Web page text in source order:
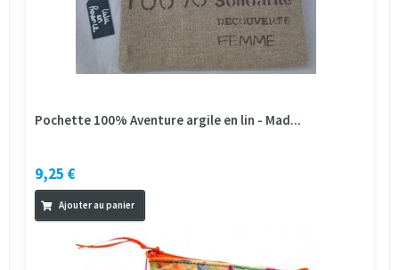
Pochette 100% Aventure argile en lin - Mad...
9,25 €
Ajouter au panier